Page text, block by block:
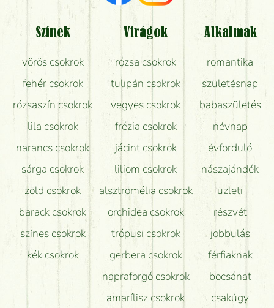
Tényleg azt kapom, ami a képen van?
Mit kell tudni a virágcsokrok szállításáról?
Hogy marad a lehető legtovább friss a csokor?
Tudok adventi koszorút vásárolni boltban?
Színek
vörös csokrok
fehér csokrok
rózsaszín csokrok
lila csokrok
narancs csokrok
sárga csokrok
zöld csokrok
barack csokrok
színes csokrok
kék csokrok
Virágok
rózsa csokrok
tulipán csokrok
vegyes csokrok
frézia csokrok
jácint csokrok
liliom csokrok
alsztromélia csokrok
orchidea csokrok
trópusi csokrok
gerbera csokrok
napraforgó csokrok
amarílisz csokrok
Alkalmak
romantika
születésnap
babaszületés
névnap
évforduló
nászajándék
üzleti
részvét
jobbulás
férfiaknak
bocsánat
csakúgy